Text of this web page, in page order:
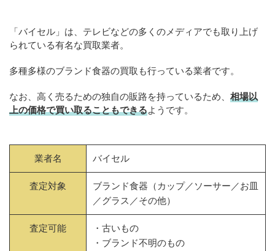
「バイセル」は、テレビなどの多くのメディアでも取り上げ
られている有名な買取業者。
多種多様のブランド食器の買取も行っている業者です。
なお、高く売るための独自の販路を持っているため、 相場以
上の価格で買い取ることもできるようです。
業者名 バイセル
査定対象
ブランド食器（カップ／ソーサー／お皿
／グラス／その他）
査定可能
・古いもの
・ブランド不明のもの